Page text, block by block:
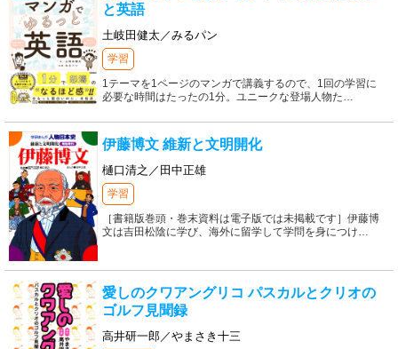
と英語
土岐田健太／みるパン
学習
1テーマを1ページのマンガで講義するので、1回の学習に
必要な時間はたったの1分。ユニークな登場人物た…
伊藤博文 維新と文明開化
樋口清之／田中正雄
学習
［書籍版巻頭・巻末資料は電子版では未掲載です］伊藤博
文は吉田松陰に学び、海外に留学して学問を身につけ…
愛しのクワアングリコ パスカルとクリオの
ゴルフ見聞録
高井研一郎／やまさき十三